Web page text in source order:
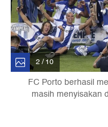
2 / 10
FC Porto berhasil
masih menyisakan